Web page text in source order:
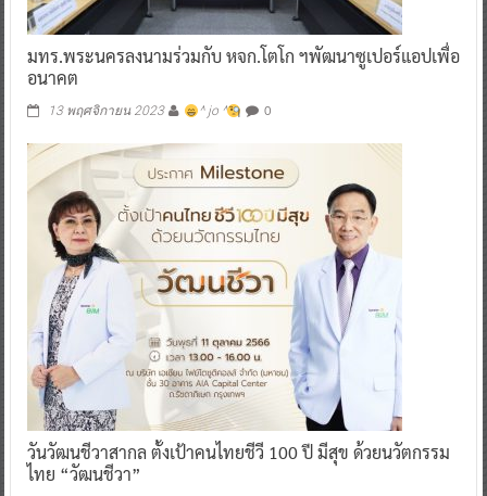
มทร.พระนครลงนามร่วมกับ หจก.โตโก ฯพัฒนาซูเปอร์แอปเพื่อ
อนาคต
13 พฤศจิกายน 2023 ^ jo ^ 0
วันวัฒนชีวาสากล ตั้งเป้าคนไทยชีวี 100 ปี มีสุข ด้วยนวัตกรรม
ไทย “วัฒนชีวา”